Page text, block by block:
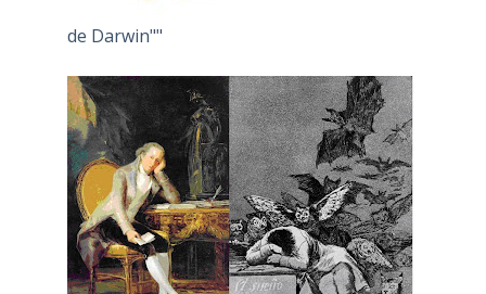
de Darwin""